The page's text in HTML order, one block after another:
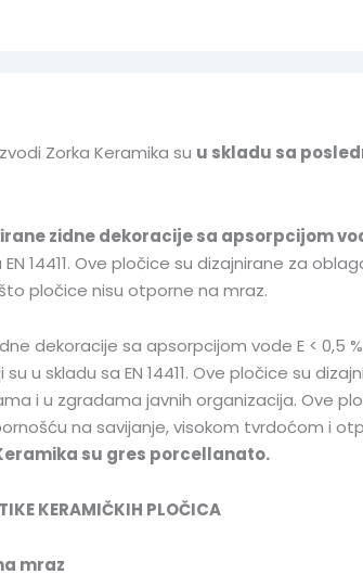
Zorka Keramika su u skladu sa
zidne dekoracije sa apsorpcijom
14411. Ove pločice su dizajnirane za
pločice nisu otporne na mraz.
dekoracije sa apsorpcijom vode E <
u skladu sa EN 14411. Ove pločice su
i u zgradama javnih organizacija. Ove
na savijanje, visokom tvrdoćom i
su gres porcellanato.
KERAMIČKIH PLOČICA
mraz